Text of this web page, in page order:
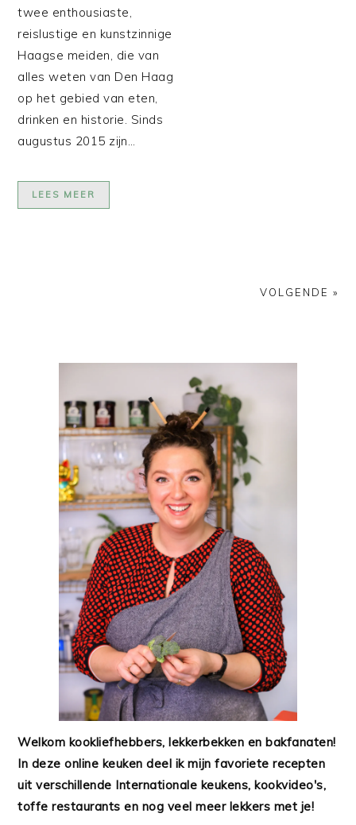
twee enthousiaste,
reislustige en kunstzinnige
Haagse meiden, die van
alles weten van Den Haag
op het gebied van eten,
drinken en historie. Sinds
augustus 2015 zijn…
LEES MEER
VOLGENDE »
Welkom kookliefhebbers, lekkerbekken en bakfanaten!
In deze online keuken deel ik mijn favoriete recepten
uit verschillende Internationale keukens, kookvideo's,
toffe restaurants en nog veel meer lekkers met je!